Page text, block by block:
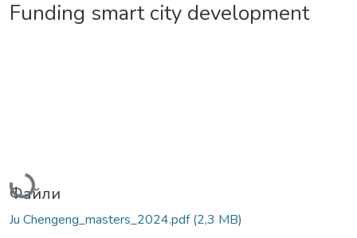
Funding smart city development
Вантажиться...
Файли
Ju Chengeng_masters_2024.pdf(2,3 MB)